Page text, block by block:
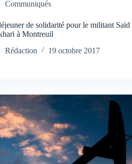
Communiqués
de solidarité pour le militant Saïd
à Montreuil
Rédaction
19 octobre 2017